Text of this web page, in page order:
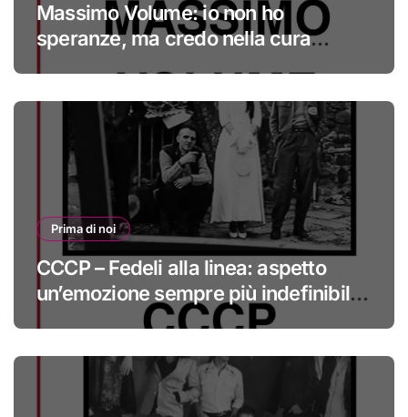
Massimo Volume: io non ho
speranze, ma credo nella cura
Prima di noi
CCCP – Fedeli alla linea: aspetto
un’emozione sempre più indefinibile
#primadinoi